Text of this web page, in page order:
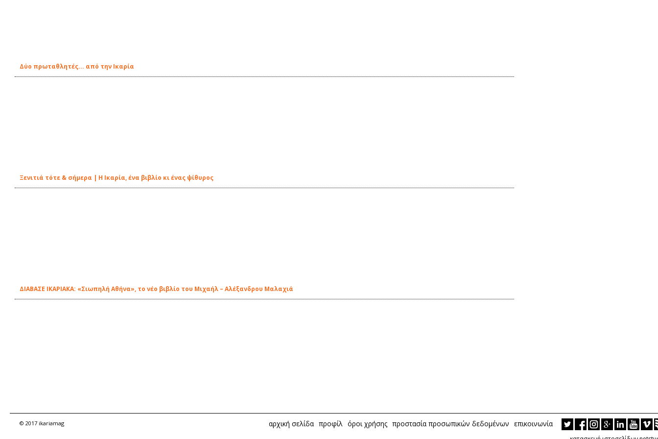
Δύο πρωταθλητές... από την Ικαρία
Ξενιτιά τότε & σήμερα | Η Ικαρία, ένα βιβλίο κι ένας ψίθυρος
ΔΙΑΒΑΣΕ ΙΚΑΡΙΑΚΑ: «Σιωπηλή Αθήνα», το νέο βιβλίο του Μιχαήλ – Αλέξανδρου Μαλαχιά
© 2017 ikariamag αρχική σελίδα προφίλ όροι χρήσης προστασία προσωπικών δεδομένων επικοινωνία